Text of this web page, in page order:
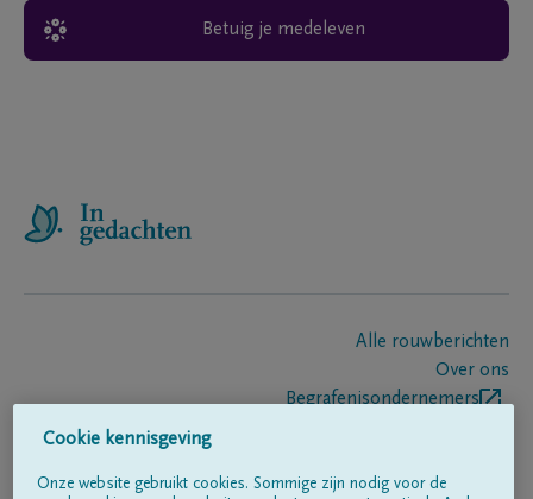
Betuig je medeleven
Alle rouwberichten
Over ons
Begrafenisondernemers
Cookie kennisgeving
Onze website gebruikt cookies. Sommige zijn nodig voor de